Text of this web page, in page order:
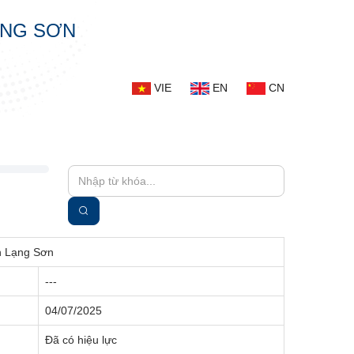
SƠN
VIE EN CN
Lạng Sơn
---
04/07/2025
Đã có hiệu lực